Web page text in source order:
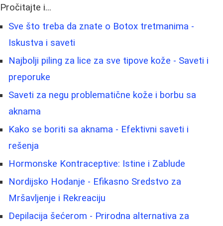
Pročitajte i...
Sve što treba da znate o Botox tretmanima -
Iskustva i saveti
Najbolji piling za lice za sve tipove kože - Saveti i
preporuke
Saveti za negu problematične kože i borbu sa
aknama
Kako se boriti sa aknama - Efektivni saveti i
rešenja
Hormonske Kontraceptive: Istine i Zablude
Nordijsko Hodanje - Efikasno Sredstvo za
Mršavljenje i Rekreaciju
Depilacija šećerom - Prirodna alternativa za